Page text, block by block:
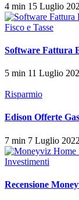
4 min 15 Luglio
Fisco e Tasse
Software Fattura
5 min 11 Luglio
Risparmio
Edison Offerte
7 min 7 Luglio 2022
Investimenti
Recensione